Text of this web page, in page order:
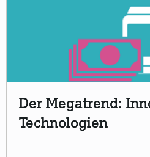
Der Megatrend:
Technologien